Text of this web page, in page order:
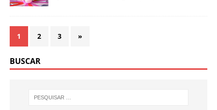
1 2 3 »
BUSCAR